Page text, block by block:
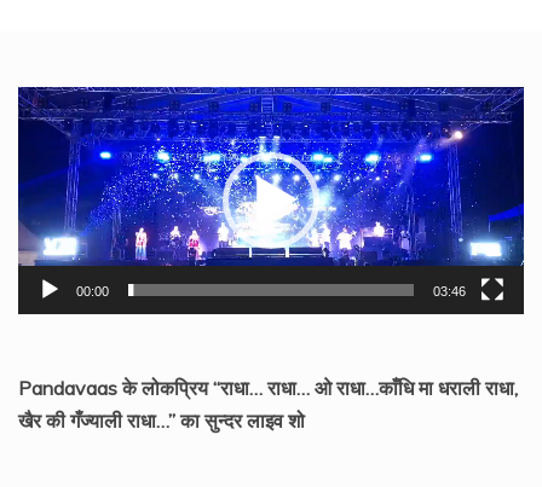
Video
Player
00:00 03:46
Pandavaas के लोकप्रिय “राधा… राधा… ओ राधा…काँधि मा धराली राधा,
खैर की गँज्याली राधा…” का सुन्दर लाइव शो